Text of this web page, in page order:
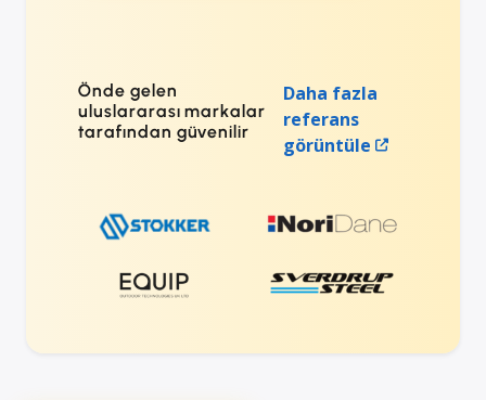
Önde gelen
uluslararası markalar
tarafından güvenilir
Daha fazla
referans
görüntüle